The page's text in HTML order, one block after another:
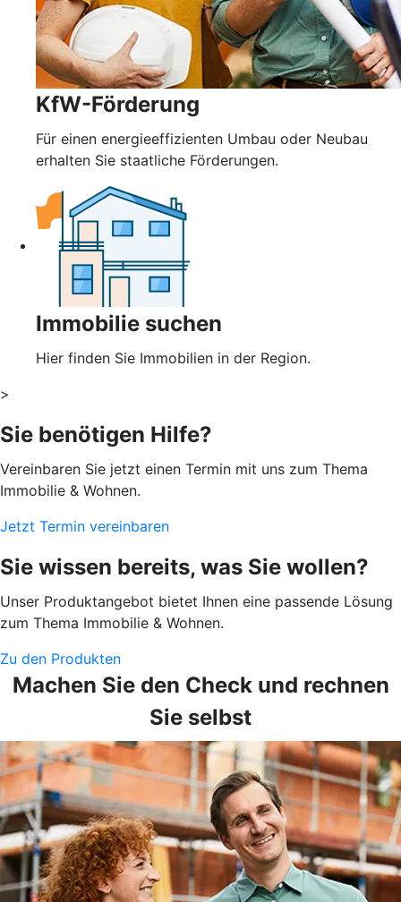
KfW-Förderung
Für einen energieeffizienten Umbau oder Neubau
erhalten Sie staatliche Förderungen.
Immobilie suchen
Hier finden Sie Immobilien in der Region.
>
Sie benötigen Hilfe?
Vereinbaren Sie jetzt einen Termin mit uns zum Thema
Immobilie & Wohnen.
Jetzt Termin vereinbaren
Sie wissen bereits, was Sie wollen?
Unser Produktangebot bietet Ihnen eine passende Lösung
zum Thema Immobilie & Wohnen.
Zu den Produkten
Machen Sie den Check und rechnen
Sie selbst